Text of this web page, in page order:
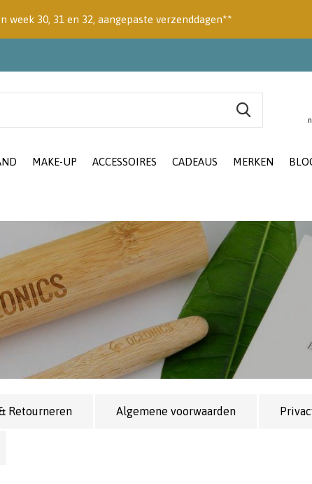
MAKE-UP ACCESSOIRES CADEAUS MERKEN
week 30, 31 en 32, aangepaste verzenddagen**
Retourneren Algemene voorwaarden